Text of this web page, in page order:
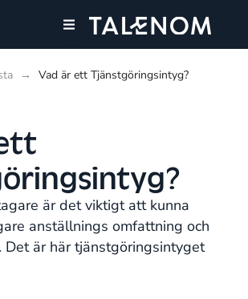
→ Vad är ett Tjänstgöringsintyg?
är det viktigt att kunna
anställnings omfattning och
är här tjänstgöringsintyget